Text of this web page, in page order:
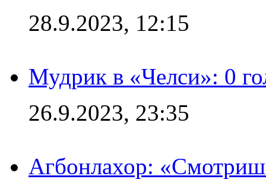
28.9.2023, 12:15
Мудрик в «Челси»: 0
26.9.2023, 23:35
Агбонлахор: